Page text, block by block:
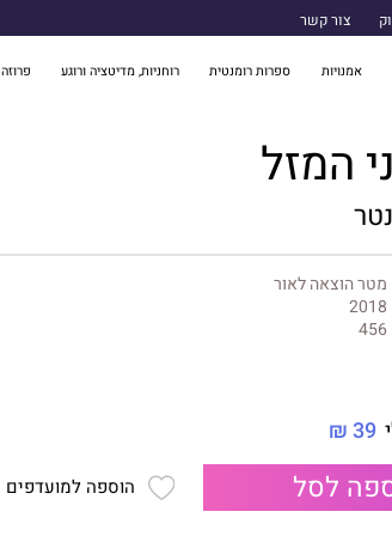
צור קשר
אמנויות ספרות רומנטית רוחניות, מדיטציה ורוגע פרוזה
המזל
מטר הוצאה לאור
2018
456
39 ₪
לסל הוספה למועדפים